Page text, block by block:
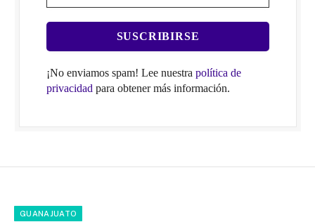
¡No enviamos spam! Lee nuestra política de
privacidad para obtener más información.
GUANAJUATO